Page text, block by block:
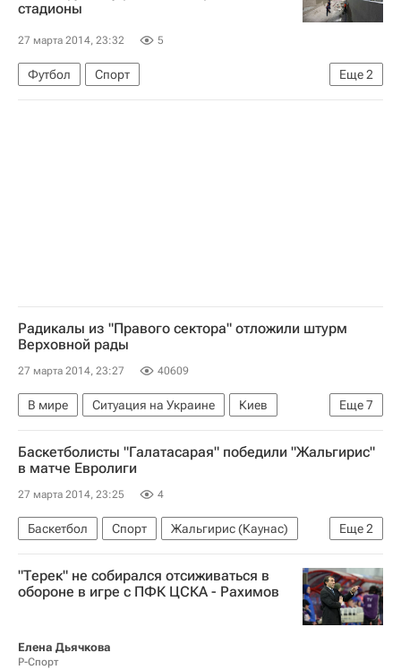
Министерство обороны Украины
стадионы
27 марта 2014, 23:32 5
Еще2
Футбол
Спорт
Международная федерация футбола (ФИФА)
Радикалы из "Правого сектора" отложили штурм
Верховной рады
27 марта 2014, 23:27 40609
Еще7
В мире Ситуация на Украине
Киев
Европа
Украина
Весь мир
Арсен Аваков
МВД Украины
Верховная Рада Украины
Баскетболисты "Галатасарая" победили "Жальгирис"
в матче Евролиги
27 марта 2014, 23:25 4
Еще2
Баскетбол Спорт
Жальгирис (Каунас)
Галатасарай
Евролига
"Терек" не собирался отсиживаться в
обороне в игре с ПФК ЦСКА - Рахимов
Елена Дьячкова
Р-Спорт